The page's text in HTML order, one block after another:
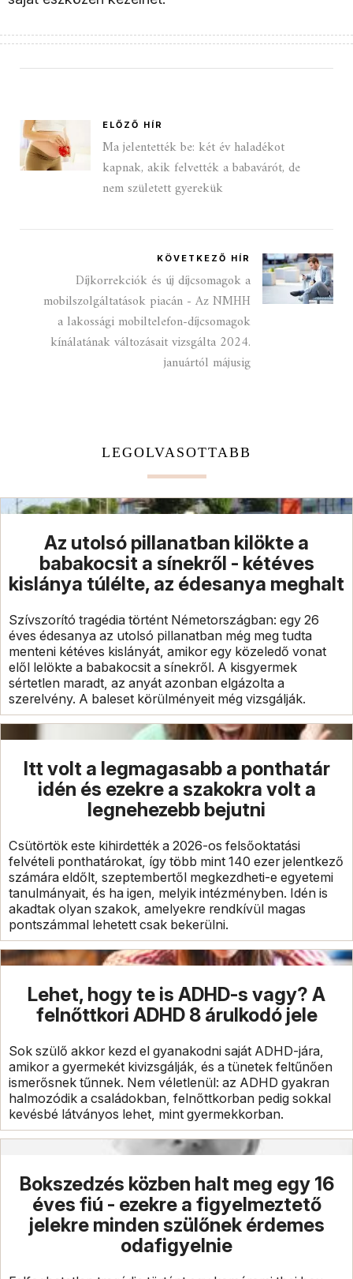
ELŐZŐ HÍR
Ma jelentették be: két év haladékot
kapnak, akik felvették a babavárót, de
nem született gyerekük
KÖVETKEZŐ HÍR
Díjkorrekciók és új díjcsomagok a
mobilszolgáltatások piacán - Az NMHH
a lakossági mobiltelefon-díjcsomagok
kínálatának változásait vizsgálta 2024.
januártól májusig
LEGOLVASOTTABB
Az utolsó pillanatban kilökte a
babakocsit a sínekről - kétéves
kislánya túlélte, az édesanya meghalt
Szívszorító tragédia történt Németországban: egy 26
éves édesanya az utolsó pillanatban még meg tudta
menteni kétéves kislányát, amikor egy közeledő vonat
elől lelökte a babakocsit a sínekről. A kisgyermek
sértetlen maradt, az anyát azonban elgázolta a
szerelvény. A baleset körülményeit még vizsgálják.
Itt volt a legmagasabb a ponthatár
idén és ezekre a szakokra volt a
legnehezebb bejutni
Csütörtök este kihirdették a 2026-os felsőoktatási
felvételi ponthatárokat, így több mint 140 ezer jelentkező
számára eldőlt, szeptembertől megkezdheti-e egyetemi
tanulmányait, és ha igen, melyik intézményben. Idén is
akadtak olyan szakok, amelyekre rendkívül magas
pontszámmal lehetett csak bekerülni.
Lehet, hogy te is ADHD-s vagy? A
felnőttkori ADHD 8 árulkodó jele
Sok szülő akkor kezd el gyanakodni saját ADHD-jára,
amikor a gyermekét kivizsgálják, és a tünetek feltűnően
ismerősnek tűnnek. Nem véletlenül: az ADHD gyakran
halmozódik a családokban, felnőttkorban pedig sokkal
kevésbé látványos lehet, mint gyermekkorban.
Bokszedzés közben halt meg egy 16
éves fiú - ezekre a figyelmeztető
jelekre minden szülőnek érdemes
odafigyelnie